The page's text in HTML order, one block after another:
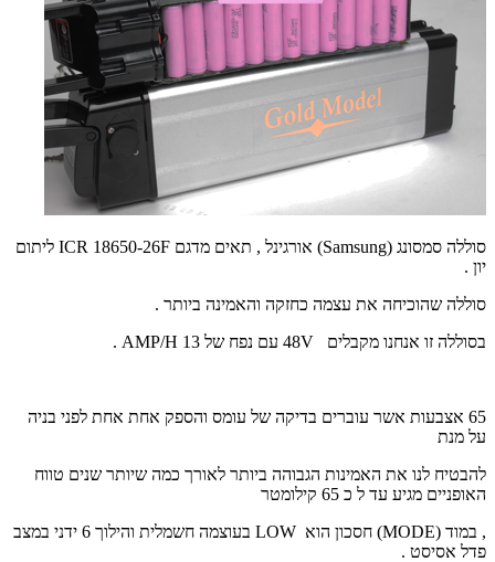
סוללה סמסונג (Samsung) אורגינל , תאים מדגם ICR 18650-26F ליתום
יון .
סוללה שהוכיחה את עצמה כחזקה והאמינה ביותר .
בסוללה זו אנחנו מקבלים 48V עם נפח של 13 AMP/H
.
65 אצבעות אשר עוברים בדיקה של עומס והספק אחת אחת לפני בניה
על מנת
להבטיח לנו את האמינות הגבוהה ביותר לאורך כמה שיותר שנים טווח
האופניים מגיע עד ל כ 65 קילומטר
, במוד (MODE) חסכון הוא LOW
בעוצמה חשמלית והילוך 6 ידני במצב
פדל אסיסט .